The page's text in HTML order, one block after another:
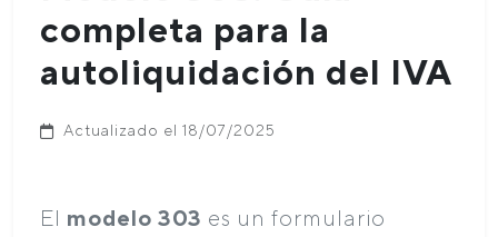
completa para la
autoliquidación del IVA
Actualizado el 18/07/2025
El modelo 303 es un formulario